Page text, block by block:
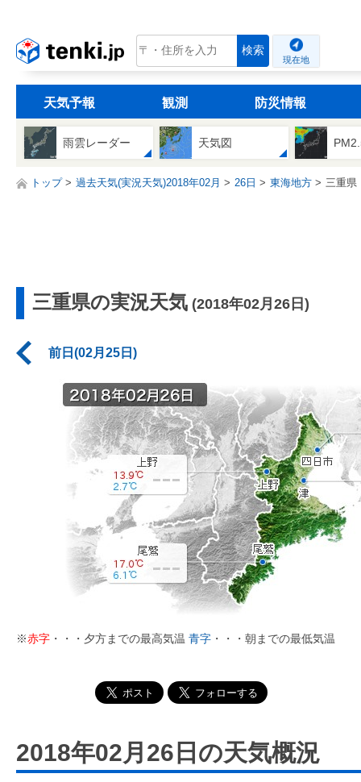
tenki.jp 検索
現在地
天気予報 観測 防災情報
雨雲レーダー 天気図
トップ 過去天気(実況天気)2018年02月 26日 東海地方 三重県
三重県の実況天気 (2018年02月26日)
前日(02月25日)
※赤字 ・・・夕方までの最高気温 青字 ・・・朝までの最低気温
2018年02月26日の天気概況